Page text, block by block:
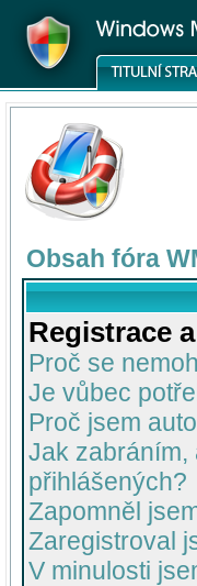
Obsah fóra
Registrace
Proč se
Je vůbec
Proč jsem
Jak zabráním,
přihlášených?
Zapomněl
Zaregistroval
V minulosti